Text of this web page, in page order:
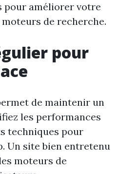
pour améliorer votre
de recherche.
pour
de maintenir un
les performances
techniques pour
Un site bien entretenu
moteurs de